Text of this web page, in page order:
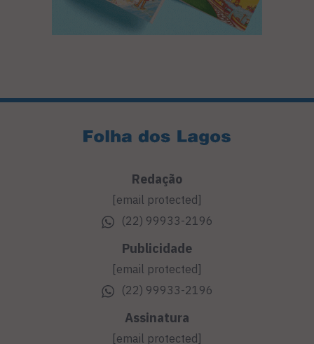
Redação
[email protected]
(22) 99933-2196
Publicidade
[email protected]
(22) 99933-2196
Assinatura
[email protected]